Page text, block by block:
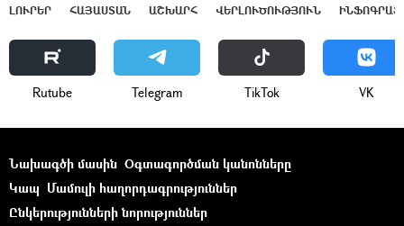
ԼՈՒՐԵՐ ՀԱՅԱՍՏԱՆ ԱՇԽԱՐՀ ՎԵՐԼՈՒԾՈՒԹՅՈՒՆ
Rutube Telegram ТikТоk VK
Նախագծի մասին Օգտագործման կանոնները
Կապ Մամուլի հաղորդագրություններ
Ընկերությունների նորություններ